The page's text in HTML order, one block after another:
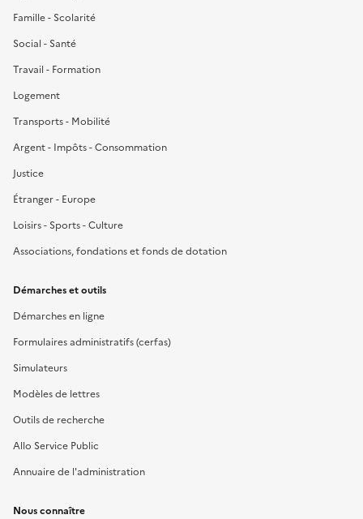
Famille - Scolarité
Social - Santé
Travail - Formation
Logement
Transports - Mobilité
Argent - Impôts - Consommation
Justice
Étranger - Europe
Loisirs - Sports - Culture
Associations, fondations et fonds de dotation
Démarches et outils
Démarches en ligne
Formulaires administratifs (cerfas)
Simulateurs
Modèles de lettres
Outils de recherche
Allo Service Public
Annuaire de l'administration
Nous connaître